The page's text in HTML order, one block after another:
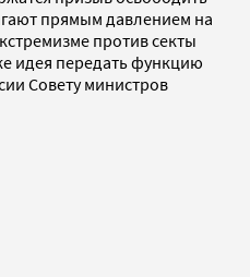
прямым давлением на
против секты
идея передать функцию
Совету министров